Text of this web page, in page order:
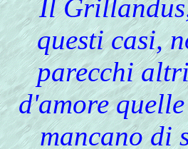
Il
questi casi,
parecchi
d'amore
mancano di